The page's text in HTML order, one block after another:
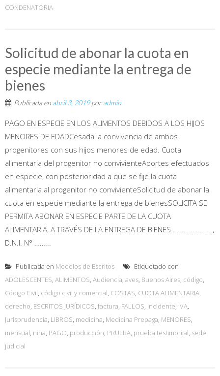
CONDENATORIA
Solicitud de abonar la cuota en
especie mediante la entrega de
bienes
Publicada en abril 3, 2019poradmin
PAGO EN ESPECIE EN LOS ALIMENTOS DEBIDOS A LOS HIJOS
MENORES DE EDADCesada la convivencia de ambos
progenitores con sus hijos menores de edad. Cuota
alimentaria del progenitor no convivienteAportes efectuados
en especie, con posterioridad a que se fije la cuota
alimentaria al progenitor no convivienteSolicitud de abonar la
cuota en especie mediante la entrega de bienesSOLICITA SE
PERMITA ABONAR EN ESPECIE PARTE DE LA CUOTA
ALIMENTARIA, A TRAVÉS DE LA ENTREGA DE BIENES…………………..,
D.N.I. N° ……...
Publicada en Modelos de Escritos
Etiquetado con
ADOLESCENTES, ALIMENTOS, Audiencia, aves, Buenos Aires, código,
Código Civil, código civil y comercial, COSTAS, CUOTA ALIMENTARIA,
derecho, ESCRITOS JURÍDICOS, factura, FALLOS, Incidente, IVA,
Jurisprudencia, LIBROS, medicina, Medicina Prepaga, MENORES,
mensual, niña, PAGO, producción, PRUEBA, prueba testimonial, sede
judicial